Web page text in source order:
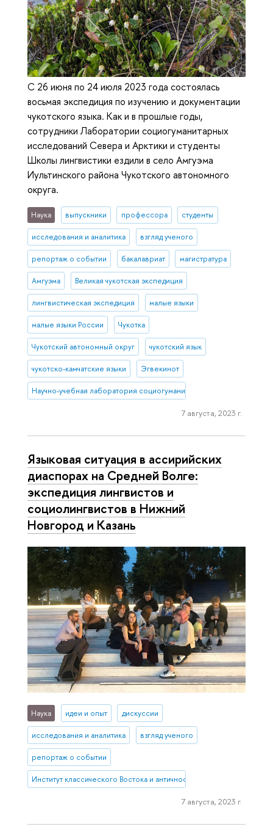
С 26 июня по 24 июля 2023 года состоялась
восьмая экспедиция по изучению и документации
чукотского языка. Как и в прошлые годы,
сотрудники Лаборатории социогуманитарных
исследований Севера и Арктики и студенты
Школы лингвистики ездили в село Амгуэма
Иультинского района Чукотского автономного
округа.
Наука выпускники профессора студенты
исследования и аналитика взгляд ученого
репортаж о событии бакалавриат магистратура
Амгуэма Великая чукотская экспедиция
лингвистическая экспедиция малые языки
малые языки России Чукотка
Чукотский автономный округ чукотский язык
чукотско-камчатские языки Эгвекинот
Научно-учебная лаборатория социогуманитарных исследований
7 августа, 2023 г.
Языковая ситуация в ассирийских
диаспорах на Средней Волге:
экспедиция лингвистов и
социолингвистов в Нижний
Новгород и Казань
Наука идеи и опыт дискуссии
исследования и аналитика взгляд ученого
репортаж о событии
Институт классического Востока и античности
7 августа, 2023 г.